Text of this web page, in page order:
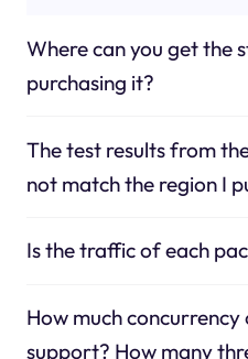
Where can you get the
purchasing it?
The test results from
not match the region I
Is the traffic of each
How much
support? How many